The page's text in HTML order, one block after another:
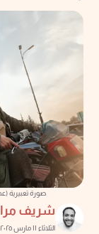
صورة تعبيرية
شريف
الثلاثاء ١١ مارس ٢٠٢٥ م